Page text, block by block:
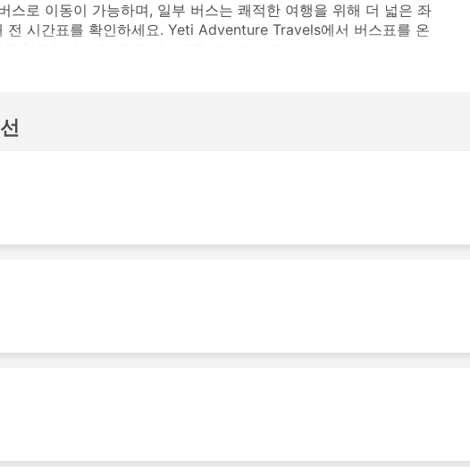
스로 이동이 가능하며, 일부 버스는 쾌적한 여행을 위해 더 넓은 좌
전 시간표를 확인하세요. Yeti Adventure Travels에서 버스표를 온
버스역
역은 다음과 같습니다:
지
행하며 가장 인기 있는 노선 목록은 다음과 같습니다.